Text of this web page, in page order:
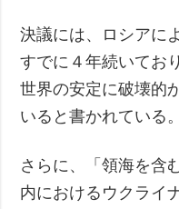
決議には、ロシアに
すでに４年続いてお
世界の安定に破壊的
いると書かれている。
さらに、「領海を含
内におけるウクライ